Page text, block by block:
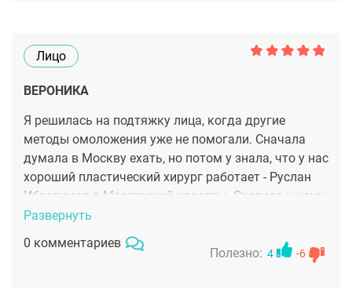
Лицо
ВЕРОНИКА
Я решилась на подтяжку лица, когда другие
методы омоложения уже не помогали. Сначала
думала в Москву ехать, но потом у знала, что у нас
хороший пластический хирург работает - Руслан
Ибрагимов в Мастерской красоты. Сходила к нему
на консультацию после которой твердо решила,
что пойду на операцию. Реабилитация, конечно,
далась мне не просто, первое время лицо было
Развернуть
0 комментариев
Полезно: 4 -6